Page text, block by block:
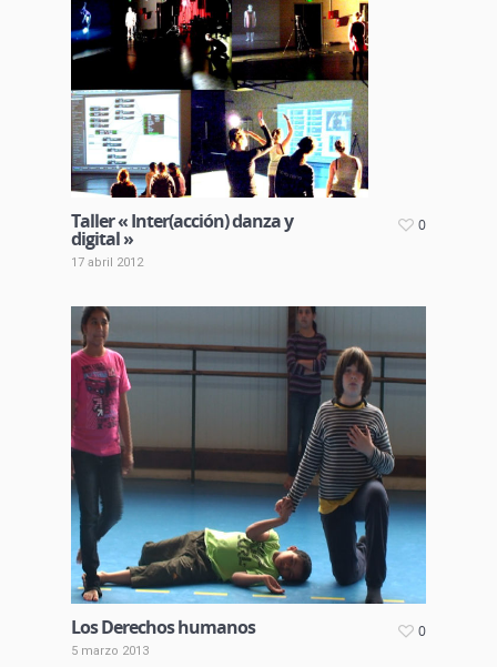
Taller « Inter(acción) danza y
digital »
17 abril 2012
0
Los Derechos humanos
5 marzo 2013
0